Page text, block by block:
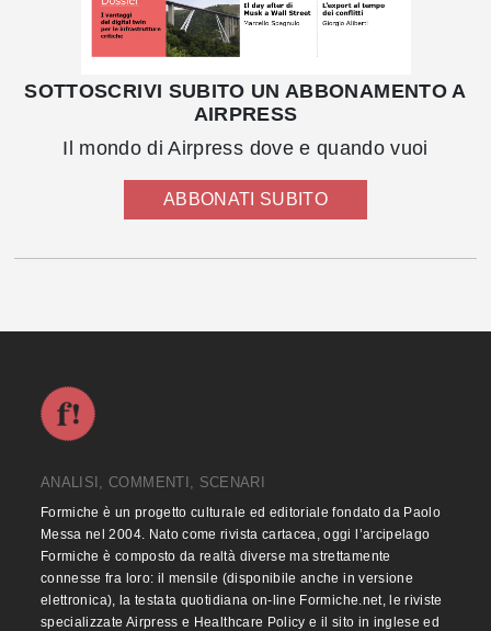
SOTTOSCRIVI SUBITO UN ABBONAMENTO A
AIRPRESS
Il mondo di Airpress dove e quando vuoi
ABBONATI SUBITO
ANALISI, COMMENTI, SCENARI
Formiche è un progetto culturale ed editoriale fondato da Paolo
Messa nel 2004. Nato come rivista cartacea, oggi l’arcipelago
Formiche è composto da realtà diverse ma strettamente
connesse fra loro: il mensile (disponibile anche in versione
elettronica), la testata quotidiana on-line Formiche.net, le riviste
specializzate Airpress e Healthcare Policy e il sito in inglese ed